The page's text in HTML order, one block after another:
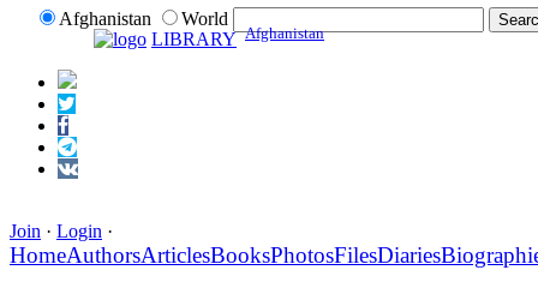
Afghanistan
World
LIBRARY Afghanistan
Join · Login ·
HomeAuthorsArticlesBooksPhotosFilesDiaries